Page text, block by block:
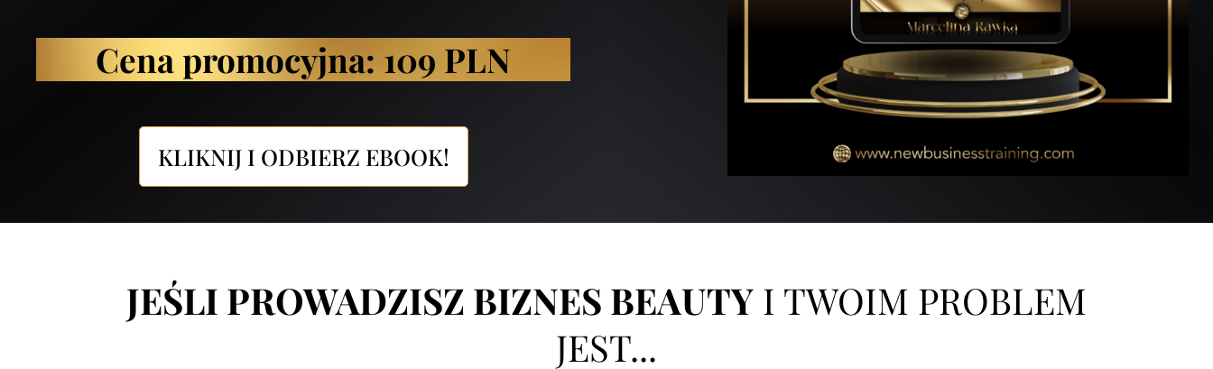
Cena promocyjna: 109 PLN
KLIKNIJ I ODBIERZ EBOOK!
JEŚLI PROWADZISZ BIZNES BEAUTY I TWOIM PROBLEM
JEST...